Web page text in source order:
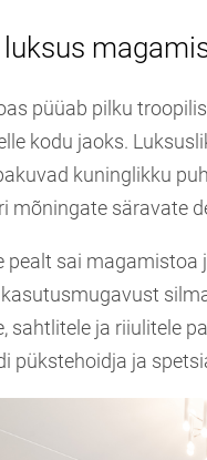
püüab pilku
kodu jaoks.
kuninglikku
mõningate säravate
pealt sai
sahtlitele ja riiulitele
pükstehoidja ja